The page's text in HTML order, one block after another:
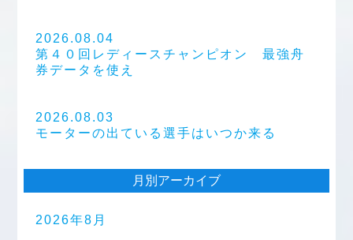
2026.08.04
第４０回レディースチャンピオン 最強舟
券データを使え
2026.08.03
モーターの出ている選手はいつか来る
月別アーカイブ
2026年8月